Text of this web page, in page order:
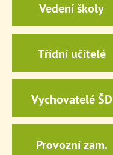
Vedení školy
Třídní učitelé
Vychovatelé ŠD
Provozní zam.